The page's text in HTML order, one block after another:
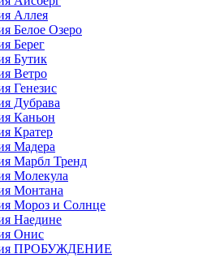
Аллея
Белое Озеро
Берег
Бутик
Ветро
Генезис
Дубрава
Каньон
Кратер
Мадера
Марбл Тренд
Молекула
Монтана
Мороз и Солнце
Наедине
Онис
ПРОБУЖДЕНИЕ